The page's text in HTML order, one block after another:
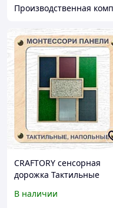
CRAFTORY сенсорная
дорожка Тактильные
В наличии